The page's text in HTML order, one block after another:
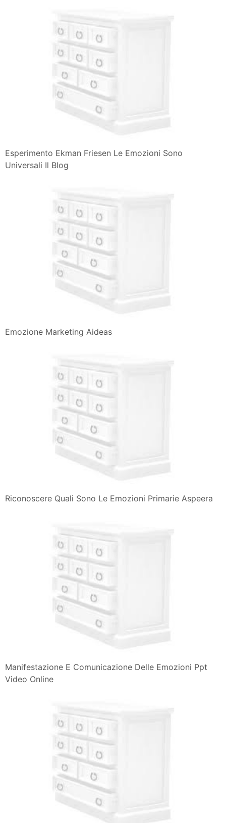
Esperimento Ekman Friesen Le Emozioni Sono
Universali Il Blog
Emozione Marketing Aideas
Riconoscere Quali Sono Le Emozioni Primarie Aspeera
Manifestazione E Comunicazione Delle Emozioni Ppt
Video Online